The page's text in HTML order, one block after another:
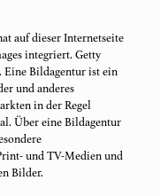
auf dieser Internetseite
integriert. Getty
Eine Bildagentur ist ein
und anderes
in der Regel
Über eine Bildagentur
und TV-Medien und
Bilder.